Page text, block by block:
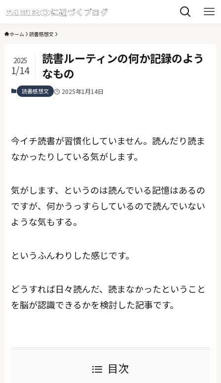
ホーム 読書感想文
読書ルーティンの何か記録のよう
なもの
2025
1/14
読書感想文 2025年1月14日
今イチ読書が習慣化していません。読んだり読ま
なかったりしている気がします。
気がします、というのは読んでいる記憶はあるの
ですが、何かうっすらしているので読んでいない
ような気もする。
というふんわりした感じです。
どうすれば日々読んだ、読まなかったということ
を脳が認識できるかを検討した記事です。
目次